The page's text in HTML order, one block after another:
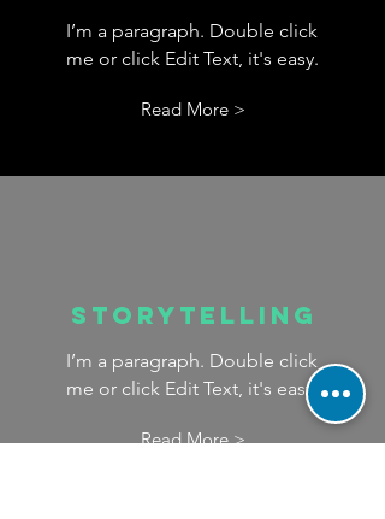
I’m a paragraph. Double click
me or click Edit Text, it's easy.
Read More >
Storytelling
I’m a paragraph. Double click
me or click Edit Text, it's easy.
Read More >